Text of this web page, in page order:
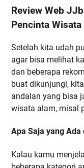
Review Web
Pencinta Wisata
Setelah kita udah
agar bisa melihat
dan beberapa
buat dikunjungi,
andalan yang bisa
wisata alam, misal
Apa Saja yang
Kalau kamu